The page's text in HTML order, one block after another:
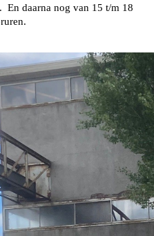
En daarna nog van 15 t/m 18